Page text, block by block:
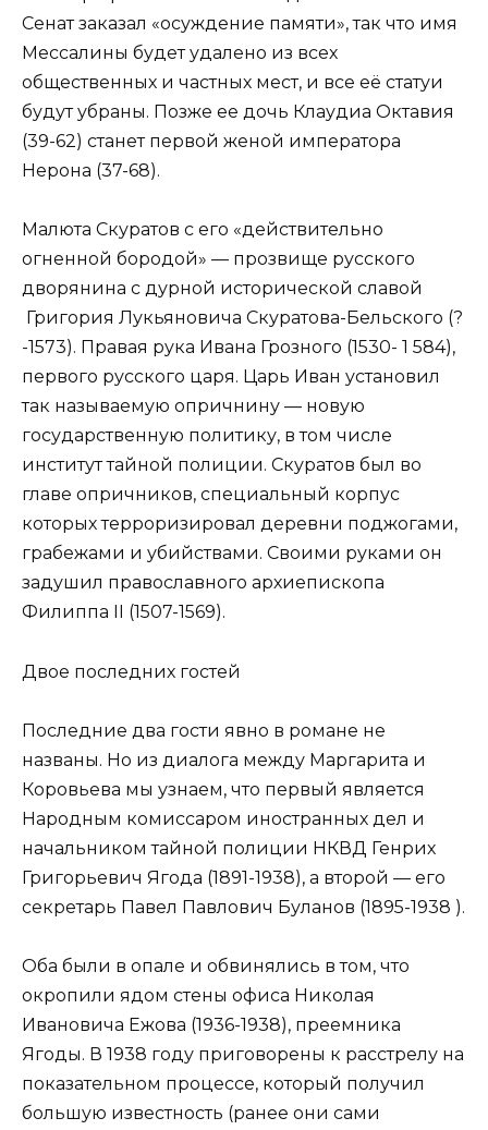
Сенат заказал «осуждение памяти», так что имя
Мессалины будет удалено из всех
общественных и частных мест, и все её статуи
будут убраны. Позже ее дочь Клаудиа Октавия
(39-62) станет первой женой императора
Нерона (37-68).
Малюта Скуратов с его «действительно
огненной бородой» — прозвище русского
дворянина c дурной исторической славой
Григория Лукьяновича Скуратова-Бельского (?
-1573). Правая рука Ивана Грозного (1530- 1 584),
первого русского царя. Царь Иван установил
так называемую опричнину — новую
государственную политику, в том числе
институт тайной полиции. Скуратов был во
главе опричников, специальный корпус
которых терроризировал деревни поджогами,
грабежами и убийствами. Своими руками он
задушил православного архиепископа
Филиппа II (1507-1569).
Двое последних гостей
Последние два гости явно в романе не
названы. Но из диалога между Маргарита и
Коровьева мы узнаем, что первый является
Народным комиссаром иностранных дел и
начальником тайной полиции НКВД Генрих
Григорьевич Ягода (1891-1938), а второй — его
секретарь Павел Павлович Буланов (1895-1938 ).
Оба были в опале и обвинялись в том, что
окропили ядом стены офиса Николая
Ивановича Ежова (1936-1938), преемника
Ягоды. В 1938 году приговорены к расстрелу на
показательном процессе, который получил
большую известность (ранее они сами